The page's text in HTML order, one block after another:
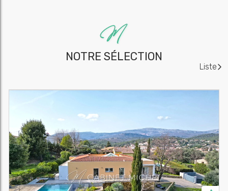
NOTRE SÉLECTION
Liste